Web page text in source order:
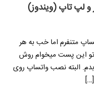
لپ تاپ (ویندوز)
متنفرم اما خب به هر
تو این پست میخوام روش
البته نصب واتساپ روی